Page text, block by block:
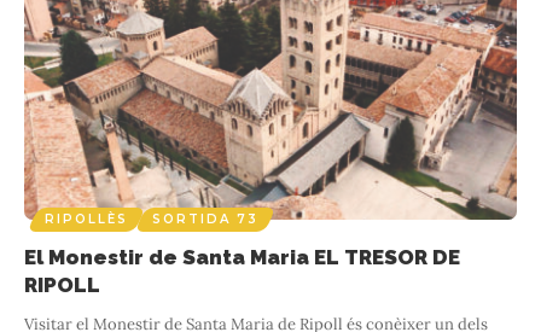
RIPOLLÈS SORTIDA 73
El Monestir de Santa Maria EL TRESOR DE
RIPOLL
Visitar el Monestir de Santa Maria de Ripoll és conèixer un dels